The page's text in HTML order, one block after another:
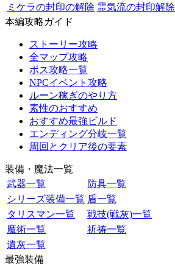
ミケラの封印の解除 霊気流の封印解除
本編攻略ガイド
ストーリー攻略
全マップ攻略
ボス攻略一覧
NPCイベント攻略
ルーン稼ぎのやり方
素性のおすすめ
おすすめ最強ビルド
エンディング分岐一覧
周回とクリア後の要素
装備・魔法一覧
武器一覧
防具一覧
シリーズ装備一覧 盾一覧
タリスマン一覧
戦技(戦灰)一覧
魔術一覧
祈祷一覧
遺灰一覧
最強装備